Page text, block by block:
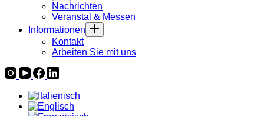
Nachrichten
Veranstal & Messen
Informationen
Kontakt
Arbeiten Sie mit uns